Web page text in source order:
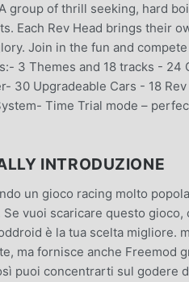
group of thrill seeking, hard
Each Rev Head brings their
Join in the fun and
3 Themes and 18 tracks -
30 Upgradeable Cars - 18
Time Trial mode –
INTRODUZIONE
un gioco racing molto
Se vuoi scaricare questo
è la tua scelta migliore.
ma fornisce anche Freemod
puoi concentrarti sul godere